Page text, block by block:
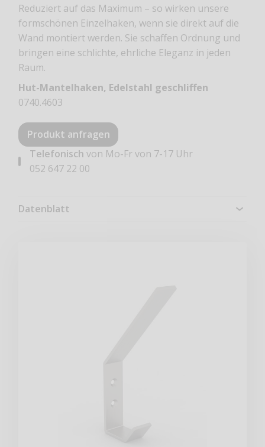
Reduziert auf das Maximum – so wirken unsere
formschönen Einzelhaken, wenn sie direkt auf die
Wand montiert werden. Sie schaffen Ordnung und
bringen eine schlichte, ehrliche Eleganz in jeden
Raum.
Hut-Mantelhaken, Edelstahl geschliffen
0740.4603
Produkt anfragen
Telefonisch von Mo-Fr von 7-17 Uhr
052 647 22 00
Datenblatt